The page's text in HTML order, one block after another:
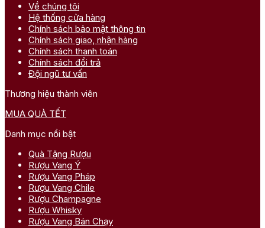
Về chúng tôi
Hệ thống cửa hàng
Chính sách bảo mật thông tin
Chính sách giao, nhận hàng
Chính sách thanh toán
Chính sách đổi trả
Đội ngũ tư vấn
Thương hiệu thành viên
MUA QUÀ TẾT
Danh mục nổi bật
Quà Tặng Rượu
Rượu Vang Ý
Rượu Vang Pháp
Rượu Vang Chile
Rượu Champagne
Rượu Whisky
Rượu Vang Bán Chạy